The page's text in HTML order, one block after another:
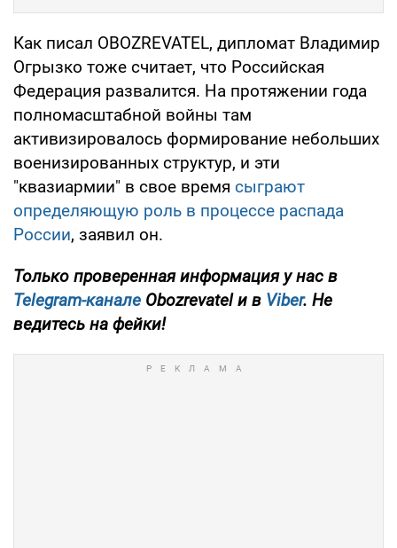
Как писал OBOZREVATEL, дипломат Владимир
Огрызко тоже считает, что Российская
Федерация развалится. На протяжении года
полномасштабной войны там
активизировалось формирование небольших
военизированных структур, и эти
"квазиармии" в свое время сыграют
определяющую роль в процессе распада
России, заявил он.
Только проверенная информация у нас в
Telegram-канале Obozrevatel и в Viber. Не
ведитесь на фейки!